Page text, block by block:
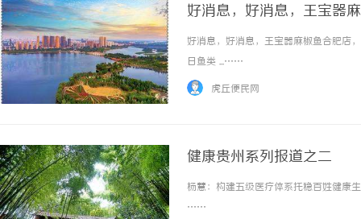
好消息，好消息，王宝器
好消息，好消息，王宝器麻椒鱼合肥
日鱼类 ...……
虎丘便民网
健康贵州系列报道之二
杨慧：构建五级医疗体系托稳百姓健康
……